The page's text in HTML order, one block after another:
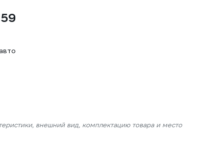
внешний вид, комплектацию товара и место